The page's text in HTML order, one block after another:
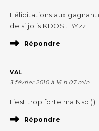
Félicitations aux
de si jolis KDOS…BYzz
Répondre
VAL
3 février 2010 à 16 h 07 min
L’est trop forte ma Nsp:))
Répondre